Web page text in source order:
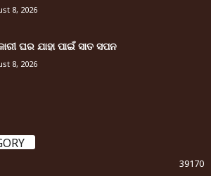
8, 2026
ଘର ଯାହା ପାଇଁ ସାତ ସପନ
8, 2026
39170